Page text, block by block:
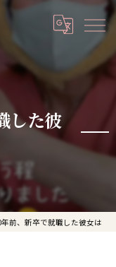
した彼
前、新卒で就職した彼女は